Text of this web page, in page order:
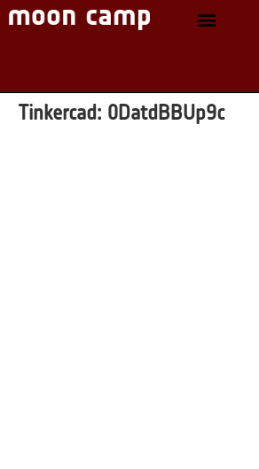
Tinkercad: 0DatdBBUp9c